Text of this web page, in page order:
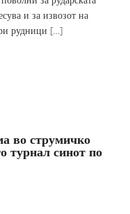
и за извозот на
рудници […]
во струмичко
турнал синот по